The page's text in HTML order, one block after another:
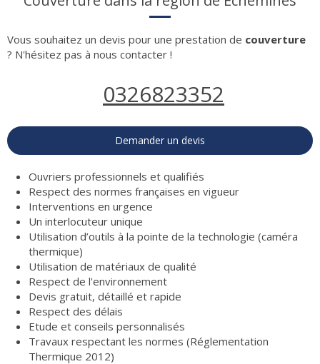
Vous souhaitez un devis pour une prestation de couverture
? N'hésitez pas à nous contacter !
0326823352
Demander un devis
Ouvriers professionnels et qualifiés
Respect des normes françaises en vigueur
Interventions en urgence
Un interlocuteur unique
Utilisation d’outils à la pointe de la technologie (caméra
thermique)
Utilisation de matériaux de qualité
Respect de l'environnement
Devis gratuit, détaillé et rapide
Respect des délais
Etude et conseils personnalisés
Travaux respectant les normes (Réglementation
Thermique 2012)